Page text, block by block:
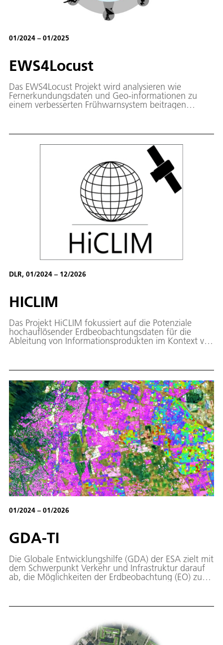
01/2024 – 01/2025
EWS4Locust
Das EWS4Locust Projekt wird analysieren wie
Fernerkundungsdaten und Geo-informationen zu
einem verbesserten Frühwarnsystem beitragen
DLR, 01/2024 – 12/2026
HICLIM
Das Projekt HiCLIM fokussiert auf die Potenziale
hochauflösender Erdbeobachtungsdaten für die
Ableitung von Informationsprodukten im Kontext von
01/2024 – 01/2026
GDA-TI
Die Globale Entwicklungshilfe (GDA) der ESA zielt mit
dem Schwerpunkt Verkehr und Infrastruktur darauf
ab, die Möglichkeiten der Erdbeobachtung (EO) zu
Entwicklung der Infrastruktur in Entwicklungsländern